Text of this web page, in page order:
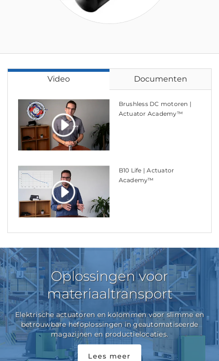
Video Documenten
Brushless DC motoren |
Actuator Academy™
B10 Life | Actuator
Academy™
Oplossingen voor
materiaaltransport
Elektrische actuatoren en kolommen voor slimme en
betrouwbare hefoplossingen in geautomatiseerde
magazijnen en productielocaties.
Lees meer